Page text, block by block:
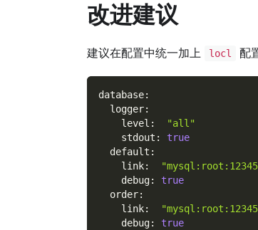
改进建议
建议在配置中统一加上 locl 配
database:
logger:
level :
"all"
stdout :
true
default :
link:
debug:
true
order:
link:
debug: true